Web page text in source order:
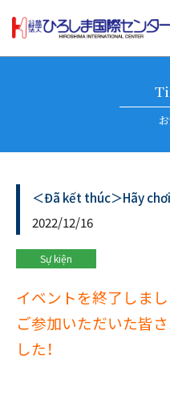
＜Đã kết thúc＞Hãy
2022/12/16
Sự kiện
イベントを終了しまし
ご参加いただいた皆
した！